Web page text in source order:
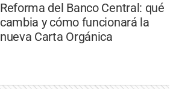
Reforma del Banco Central: qué
cambia y cómo funcionará la
nueva Carta Orgánica